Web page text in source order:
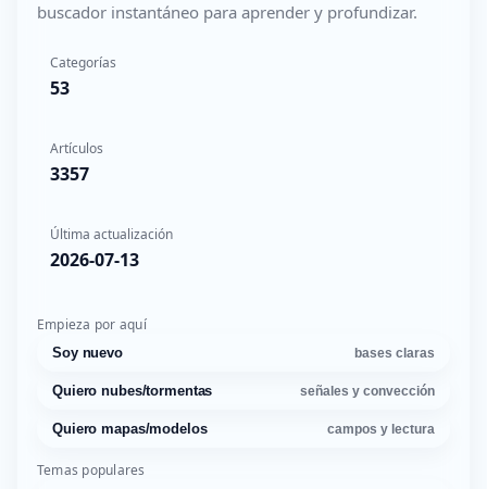
buscador instantáneo para aprender y profundizar.
Categorías
53
Artículos
3357
Última actualización
2026-07-13
Empieza por aquí
Soy nuevo bases claras
Quiero nubes/tormentas señales y convección
Quiero mapas/modelos campos y lectura
Temas populares